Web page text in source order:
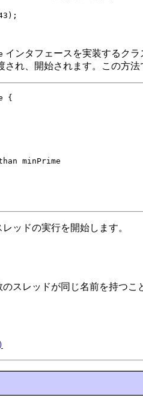
インタフェースを実装するク
され、開始されます。この方
{
minPrime
ッドの実行を開始します。
スレッドが同じ名前を持つ